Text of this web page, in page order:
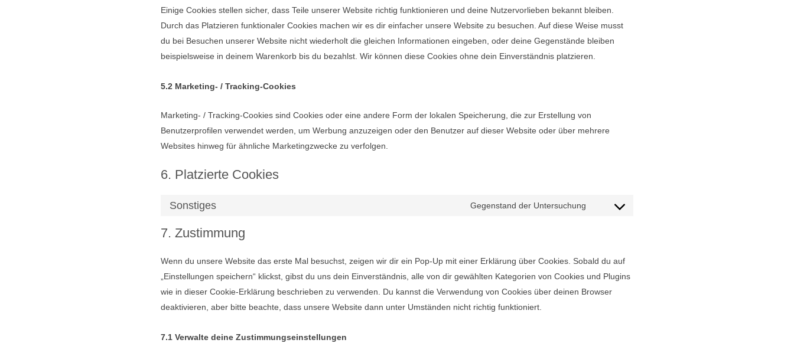
Einige Cookies stellen sicher, dass Teile unserer Website richtig funktionieren und deine Nutzervorlieben bekannt bleiben.
Durch das Platzieren funktionaler Cookies machen wir es dir einfacher unsere Website zu besuchen. Auf diese Weise musst
du bei Besuchen unserer Website nicht wiederholt die gleichen Informationen eingeben, oder deine Gegenstände bleiben
beispielsweise in deinem Warenkorb bis du bezahlst. Wir können diese Cookies ohne dein Einverständnis platzieren.
5.2 Marketing- / Tracking-Cookies
Marketing- / Tracking-Cookies sind Cookies oder eine andere Form der lokalen Speicherung, die zur Erstellung von
Benutzerprofilen verwendet werden, um Werbung anzuzeigen oder den Benutzer auf dieser Website oder über mehrere
Websites hinweg für ähnliche Marketingzwecke zu verfolgen.
6. Platzierte Cookies
Sonstiges Gegenstand der Untersuchung
Consent
sonstiges
7. Zustimmung
Wenn du unsere Website das erste Mal besuchst, zeigen wir dir ein Pop-Up mit einer Erklärung über Cookies. Sobald du auf
„Einstellungen speichern“ klickst, gibst du uns dein Einverständnis, alle von dir gewählten Kategorien von Cookies und Plugins
wie in dieser Cookie-Erklärung beschrieben zu verwenden. Du kannst die Verwendung von Cookies über deinen Browser
deaktivieren, aber bitte beachte, dass unsere Website dann unter Umständen nicht richtig funktioniert.
7.1 Verwalte deine Zustimmungseinstellungen